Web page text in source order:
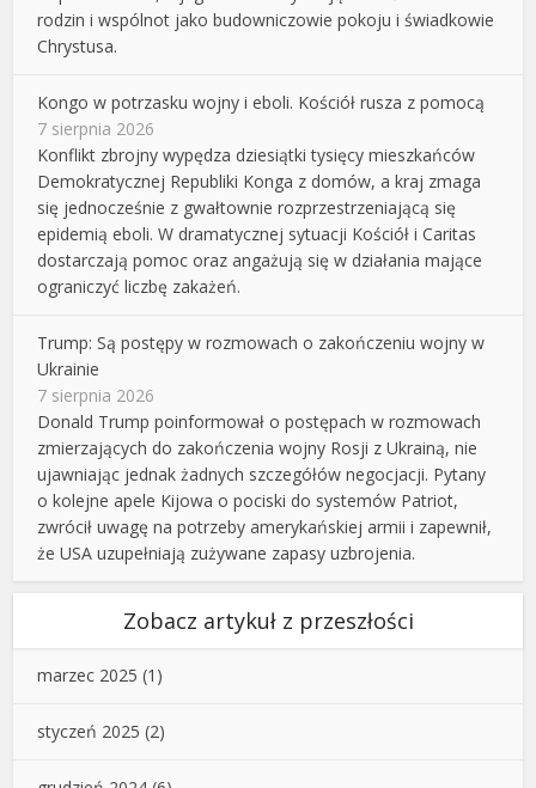
rodzin i wspólnot jako budowniczowie pokoju i świadkowie
Chrystusa.
Kongo w potrzasku wojny i eboli. Kościół rusza z pomocą
7 sierpnia 2026
Konflikt zbrojny wypędza dziesiątki tysięcy mieszkańców
Demokratycznej Republiki Konga z domów, a kraj zmaga
się jednocześnie z gwałtownie rozprzestrzeniającą się
epidemią eboli. W dramatycznej sytuacji Kościół i Caritas
dostarczają pomoc oraz angażują się w działania mające
ograniczyć liczbę zakażeń.
Trump: Są postępy w rozmowach o zakończeniu wojny w
Ukrainie
7 sierpnia 2026
Donald Trump poinformował o postępach w rozmowach
zmierzających do zakończenia wojny Rosji z Ukrainą, nie
ujawniając jednak żadnych szczegółów negocjacji. Pytany
o kolejne apele Kijowa o pociski do systemów Patriot,
zwrócił uwagę na potrzeby amerykańskiej armii i zapewnił,
że USA uzupełniają zużywane zapasy uzbrojenia.
Zobacz artykuł z przeszłości
marzec 2025 (1)
styczeń 2025 (2)